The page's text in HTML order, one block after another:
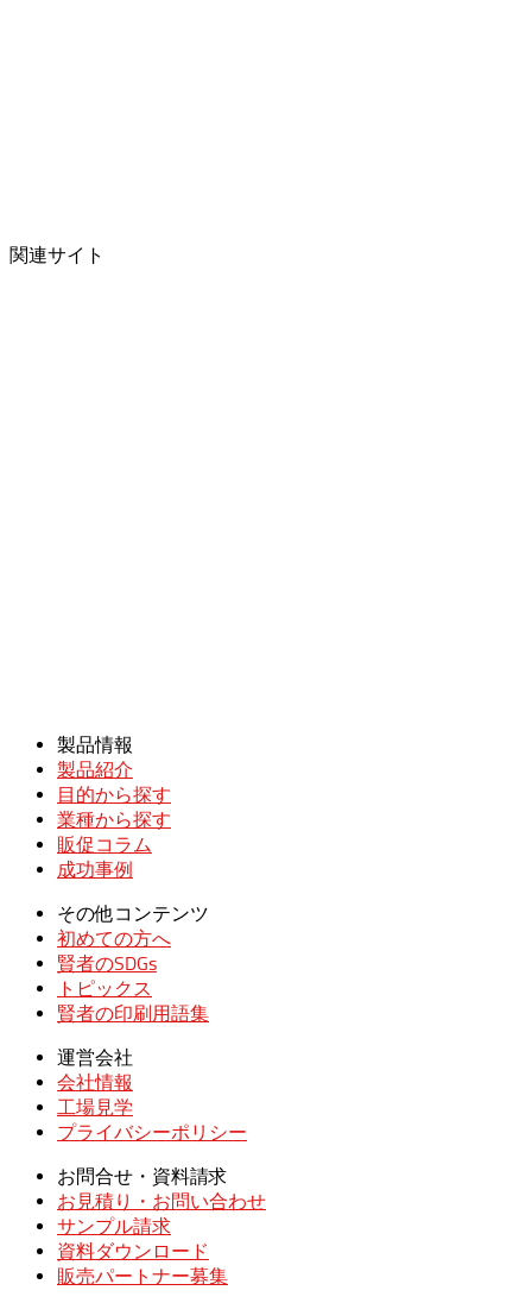
関連サイト
製品情報
製品紹介
目的から探す
業種から探す
販促コラム
成功事例
その他コンテンツ
初めての方へ
賢者のSDGs
トピックス
賢者の印刷用語集
運営会社
会社情報
工場見学
プライバシーポリシー
お問合せ・資料請求
お見積り・お問い合わせ
サンプル請求
資料ダウンロード
販売パートナー募集